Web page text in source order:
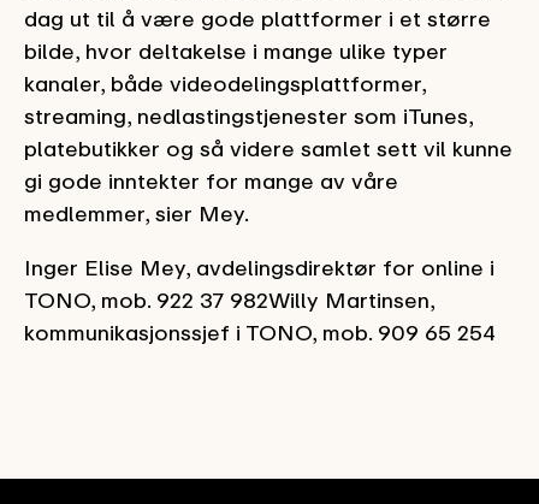
dag ut til å være gode plattformer i et større
bilde, hvor deltakelse i mange ulike typer
kanaler, både videodelingsplattformer,
streaming, nedlastingstjenester som iTunes,
platebutikker og så videre samlet sett vil kunne
gi gode inntekter for mange av våre
medlemmer, sier Mey.
Inger Elise Mey, avdelingsdirektør for online i
TONO, mob. 922 37 982Willy Martinsen,
kommunikasjonssjef i TONO, mob. 909 65 254